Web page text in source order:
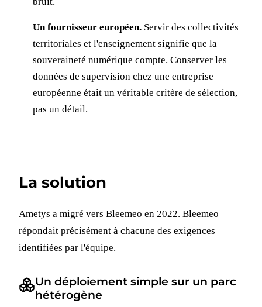
Un fournisseur européen. Servir des collectivités
territoriales et l'enseignement signifie que la
souveraineté numérique compte. Conserver les
données de supervision chez une entreprise
européenne était un véritable critère de sélection,
pas un détail.
La solution
Ametys a migré vers Bleemeo en 2022. Bleemeo
répondait précisément à chacune des exigences
identifiées par l'équipe.
Un déploiement simple sur un parc
hétérogène